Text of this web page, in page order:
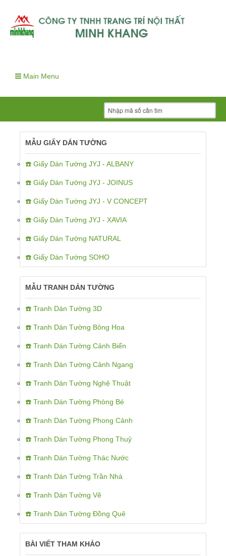
Main Menu
MẪU GIẤY DÁN TƯỜNG
☎️ Giấy Dán Tường JYJ - ALBANY
☎️ Giấy Dán Tường JYJ - JOINUS
☎️ Giấy Dán Tường JYJ - V CONCEPT
☎️ Giấy Dán Tường JYJ - XAVIA
☎️ Giấy Dán Tường NATURAL
☎️ Giấy Dán Tường SOHO
MẪU TRANH DÁN TƯỜNG
☎️ Tranh Dán Tường 3D
☎️ Tranh Dán Tường Bông Hoa
☎️ Tranh Dán Tường Cảnh Biển
☎️ Tranh Dán Tường Cảnh Ngang
☎️ Tranh Dán Tường Nghệ Thuật
☎️ Tranh Dán Tường Phòng Bé
☎️ Tranh Dán Tường Phong Cảnh
☎️ Tranh Dán Tường Phong Thuỷ
☎️ Tranh Dán Tường Thác Nước
☎️ Tranh Dán Tường Trần Nhà
☎️ Tranh Dán Tường Vẽ
☎️ Tranh Dán Tường Đồng Quê
BÀI VIẾT THAM KHẢO